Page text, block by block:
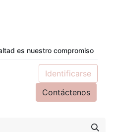
es nuestro compromiso
Identificarse
Contáctenos